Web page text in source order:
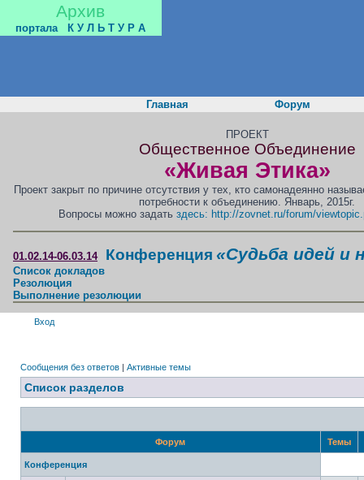
Архив
портала К У Л Ь Т У Р А
Главная Форум
ПРОЕКТ
Общественное Объединение
«Живая Этика»
Проект закрыт по причине отсутствия у тех, кто самонадеянно
потребности к объединению. Январь, 2015г.
Вопросы можно задатьздесь: http://zovnet.ru/forum/
01.02.14-06.03.14 Конференция «Судьба идей и
Список докладов
Резолюция
Выполнение резолюции
Вход
Сообщения без ответов | Активные темы
Список разделов
Форум Темы
Конференция